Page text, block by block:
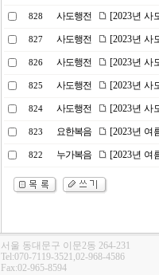
828 사도행전 [2023년 사
827 사도행전 [2023년 사
826 사도행전 [2023년 사
825 사도행전 [2023년 사
824 사도행전 [2023년 사
823 요한복음 [2023년 여
822 누가복음 [2023년 여
서울 동대문구 이문2동 264-231
Tel:070-7119-3521,02-968-4586
Fax:02-965-8594